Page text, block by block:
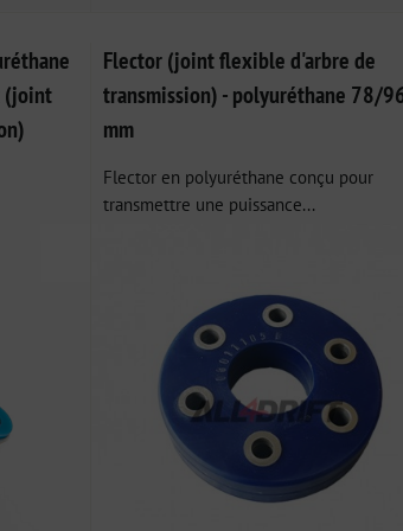
(joint
Flector (joint flexible d'arbre de
transmission) - polyuréthane 78/
mm
Flector en polyuréthane conçu pour
transmettre une puissance...